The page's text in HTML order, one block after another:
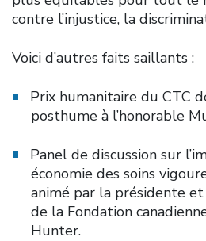
contre l’injustice, la
Voici d’autres faits saillants :
Prix humanitaire du CTC
posthume à l’honorable
Panel de discussion sur
économie des soins
animé par la présidente
de la Fondation
Hunter.